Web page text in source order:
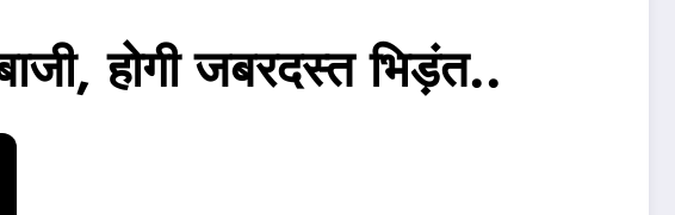
होगी जबरदस्त भिड़ंत..